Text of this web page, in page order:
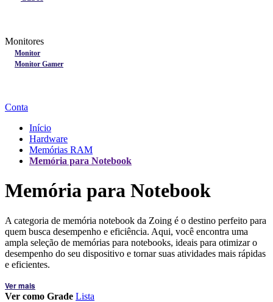
Monitores
Monitor
Monitor Gamer
Conta
Início
Hardware
Memórias RAM
Memória para Notebook
Memória para Notebook
A categoria de memória notebook da Zoing é o destino perfeito para
quem busca desempenho e eficiência. Aqui, você encontra uma
ampla seleção de memórias para notebooks, ideais para otimizar o
desempenho do seu dispositivo e tornar suas atividades mais rápidas
e eficientes.
Ver mais
Ver como Grade Lista